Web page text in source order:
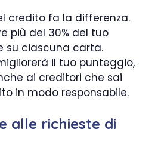
credito fa la differenza.
più del 30% del tuo
su ciascuna carta.
il tuo punteggio,
ai creditori che sai
in modo responsabile.
alle richieste di